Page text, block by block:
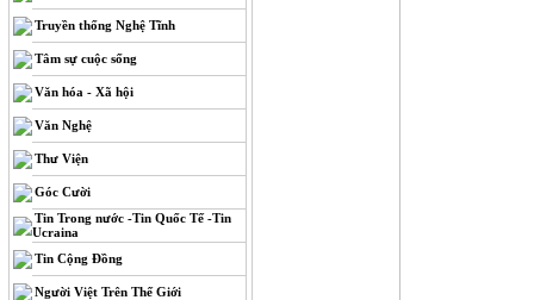
Truyền thống Nghệ Tĩnh
Tâm sự cuộc sống
Văn hóa - Xã hội
Văn Nghệ
Thư Viện
Góc Cười
Tin Trong nước -Tin Quốc Tế -Tin
Ucraina
Tin Cộng Đồng
Người Việt Trên Thế Giới